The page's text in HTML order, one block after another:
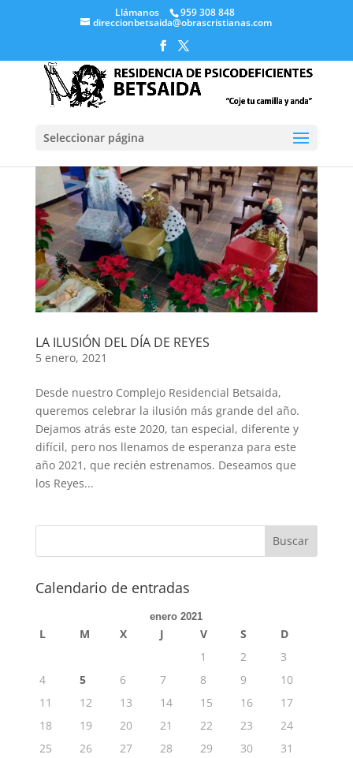
Llámanos 959 308 848
direccionbetsaida@obrascristianas.com
Seleccionar página
LA ILUSIÓN DEL DÍA DE REYES
5 enero, 2021
Desde nuestro Complejo Residencial Betsaida,
queremos celebrar la ilusión más grande del año.
Dejamos atrás este 2020, tan especial, diferente y
difícil, pero nos llenamos de esperanza para este
año 2021, que recién estrenamos. Deseamos que
los Reyes...
Calendario de entradas
enero 2021
L M X J V S
D
1
2
3
4
5 6 7 8 9
10
11
12 13 14 15 16
17
18
19 20 21 22 23
24
25
26 27 28 29 30
31